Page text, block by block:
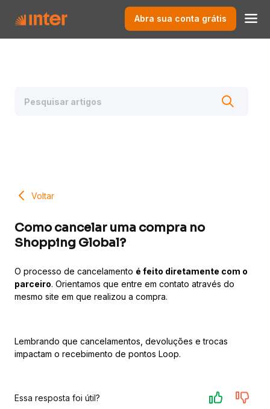
Abra sua conta grátis
Voltar
Como cancelar uma compra no
Shopping Global?
O processo de cancelamento é feito diretamente com o
parceiro. Orientamos que entre em contato através do
mesmo site em que realizou a compra.
Lembrando que cancelamentos, devoluções e trocas
impactam o recebimento de pontos Loop.
Essa resposta foi útil?